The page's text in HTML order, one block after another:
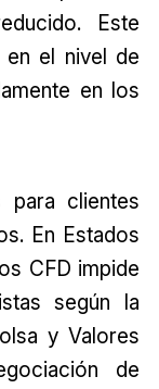
Este
el nivel de
en los
para clientes
En Estados
CFD impide
según la
y Valores
de